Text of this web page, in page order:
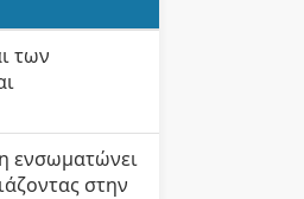
των
ενσωματώνει
στην